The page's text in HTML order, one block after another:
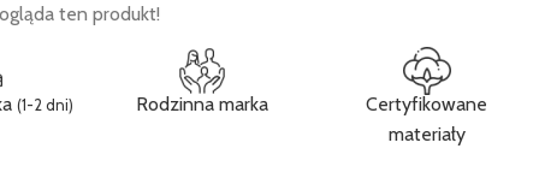
ten produkt!
(1-2 dni) Rodzinna marka
Certyfikowane
materiały